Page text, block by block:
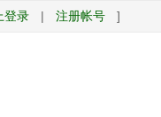
登录 | 注册帐号 ]